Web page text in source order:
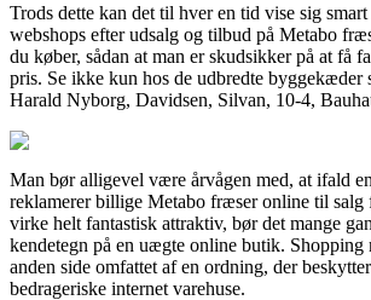
Trods dette kan det til hver en tid vise sig
webshops efter udsalg og tilbud på Metabo
du køber, sådan at man er skudsikker på at få
pris. Se ikke kun hos de udbredte byggekæder
Harald Nyborg, Davidsen, Silvan, 10-4,
Man bør alligevel være årvågen med, at ifald
reklamerer billige Metabo fræser online til salg
virke helt fantastisk attraktiv, bør det mange
kendetegn på en uægte online butik. Shopping
anden side omfattet af en ordning, der
bedrageriske internet varehuse.